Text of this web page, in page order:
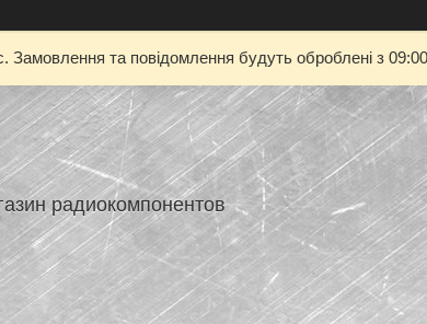
Замовлення та повідомлення будуть оброблені з
радиокомпонентов